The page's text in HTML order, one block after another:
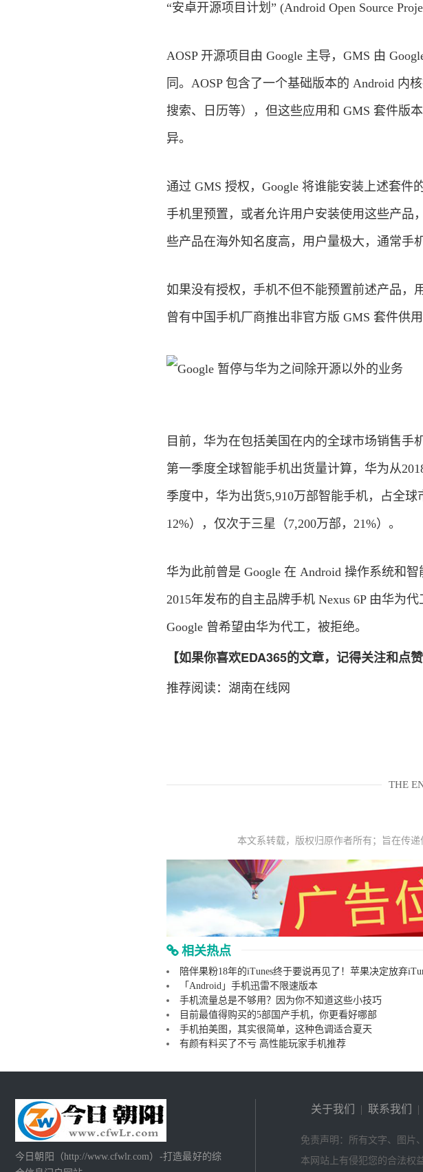
“安卓开源项目计划” (Android Open Source
AOSP 开源项目由 Google 主导，GMS 由
同。AOSP 包含了一个基础版本的 Android 内
搜索、日历等），但这些应用和 GMS 套件版
异。
通过 GMS 授权，Google 将谁能安装上述套
手机里预置，或者允许用户安装使用这些产品
些产品在海外知名度高，用户量极大，通常手
如果没有授权，手机不但不能预置前述产品，
曾有中国手机厂商推出非官方版 GMS 套件供
目前，华为在包括美国在内的全球市场销售手
第一季度全球智能手机出货量计算，华为从
季度中，华为出货5,910万部智能手机，占全球
12%），仅次于三星（7,200万部，21%）。
华为此前曾是 Google 在 Android 操作系统和
2015年发布的自主品牌手机 Nexus 6P 由华为
Google 曾希望由华为代工，被拒绝。
【如果你喜欢EDA365的文章，记得关注和点赞
推荐阅读： 湖南在线网
THE
本文系转载，版权归原作者所有；旨在传
相关热点
陪伴果粉18年的iTunes终于要说再见了！苹果决定放弃
「Android」手机迅雷不限速版本
手机流量总是不够用？因为你不知道这些小技巧
目前最值得购买的5部国产手机，你更看好哪部
手机拍美图，其实很简单，这种色调适合夏天
有颜有料买了不亏 高性能玩家手机推荐
今日朝阳（http://www.cfwlr.com）-打造最好的综
关于我们 | 联系我们 |
免责声明：所有文字、图片
本网站上有侵犯您的合法权